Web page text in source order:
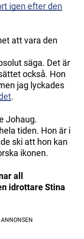
igen efter den
att vara den
säga. Det är
också. Hon
jag lyckades
.
Johaug.
tiden. Hon är i
ski att hon kan
ikonen.
all
idrottare Stina